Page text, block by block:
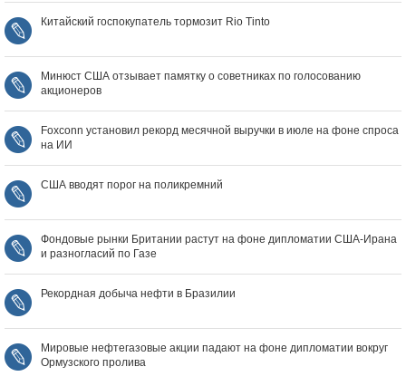
Китайский госпокупатель тормозит Rio Tinto
Минюст США отзывает памятку о советниках по голосованию
акционеров
Foxconn установил рекорд месячной выручки в июле на фоне спроса
на ИИ
США вводят порог на поликремний
Фондовые рынки Британии растут на фоне дипломатии США‑Ирана
и разногласий по Газе
Рекордная добыча нефти в Бразилии
Мировые нефтегазовые акции падают на фоне дипломатии вокруг
Ормузского пролива